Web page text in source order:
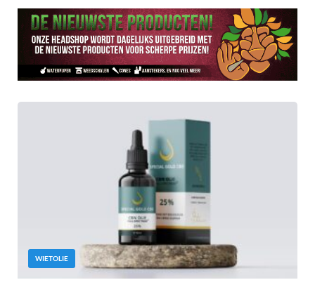
WIETOLIE